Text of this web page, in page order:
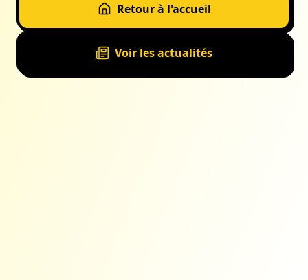
Retour à l'accueil
Voir les actualités